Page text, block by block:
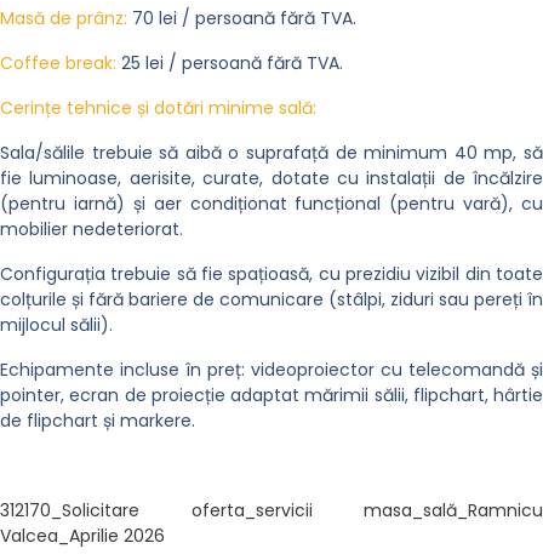
Masă de prânz: 70 lei / persoană fără TVA.
Coffee break: 25 lei / persoană fără TVA.
Cerințe tehnice și dotări minime sală:
Sala/sălile trebuie să aibă o suprafață de minimum 40 mp, să
fie luminoase, aerisite, curate, dotate cu instalații de încălzire
(pentru iarnă) și aer condiționat funcțional (pentru vară), cu
mobilier nedeteriorat.
Configurația trebuie să fie spațioasă, cu prezidiu vizibil din toate
colțurile și fără bariere de comunicare (stâlpi, ziduri sau pereți în
mijlocul sălii).
Echipamente incluse în preț: videoproiector cu telecomandă și
pointer, ecran de proiecție adaptat mărimii sălii, flipchart, hârtie
de flipchart și markere.
312170_Solicitare oferta_servicii masa_sală_Ramnicu
Valcea_Aprilie 2026